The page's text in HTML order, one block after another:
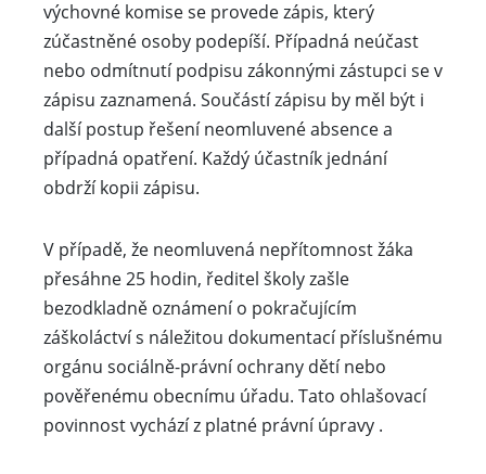
výchovné komise se provede zápis, který
zúčastněné osoby podepíší. Případná neúčast
nebo odmítnutí podpisu zákonnými zástupci se v
zápisu zaznamená. Součástí zápisu by měl být i
další postup řešení neomluvené absence a
případná opatření. Každý účastník jednání
obdrží kopii zápisu.
V případě, že neomluvená nepřítomnost žáka
přesáhne 25 hodin, ředitel školy zašle
bezodkladně oznámení o pokračujícím
záškoláctví s náležitou dokumentací příslušnému
orgánu sociálně-právní ochrany dětí nebo
pověřenému obecnímu úřadu. Tato ohlašovací
povinnost vychází z platné právní úpravy .